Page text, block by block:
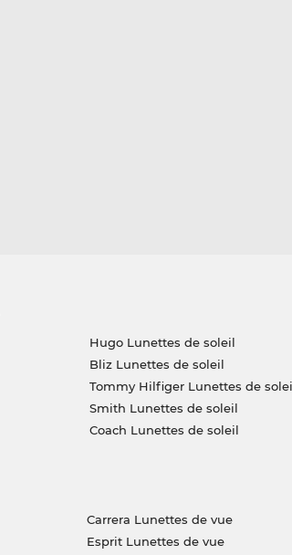
Hugo Lunettes de soleil
Bliz Lunettes de soleil
Tommy Hilfiger Lunettes de
Smith Lunettes de soleil
Coach Lunettes de soleil
Carrera Lunettes de vue
Esprit Lunettes de vue